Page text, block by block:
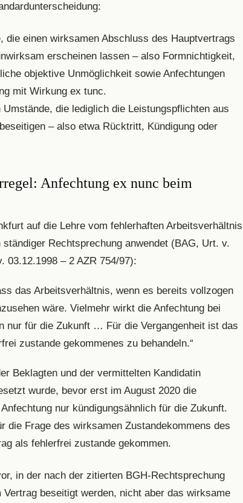
einen wirksamen Abschluss des Hauptvertrags
erscheinen lassen – also Formnichtigkeit,
objektive Unmöglichkeit sowie Anfechtungen
mit Wirkung ex tunc.
die lediglich die Leistungspflichten aus
– also etwa Rücktritt, Kündigung oder
Anfechtung ex nunc beim
auf die Lehre vom fehlerhaften Arbeitsverhältnis
Rechtsprechung anwendet (BAG, Urt. v.
03.12.1998 – 2 AZR 754/97):
das Arbeitsverhältnis, wenn es bereits vollzogen
wäre. Vielmehr wirkt die Anfechtung bei
nur für die Zukunft … Für die Vergangenheit ist das
zustande gekommenes zu behandeln.“
Beklagten und der vermittelten Kandidatin
wurde, bevor erst im August 2020 die
nur kündigungsähnlich für die Zukunft.
die Frage des wirksamen Zustandekommens des
als fehlerfrei zustande gekommen.
in der nach der zitierten BGH-Rechtsprechung
beseitigt werden, nicht aber das wirksame